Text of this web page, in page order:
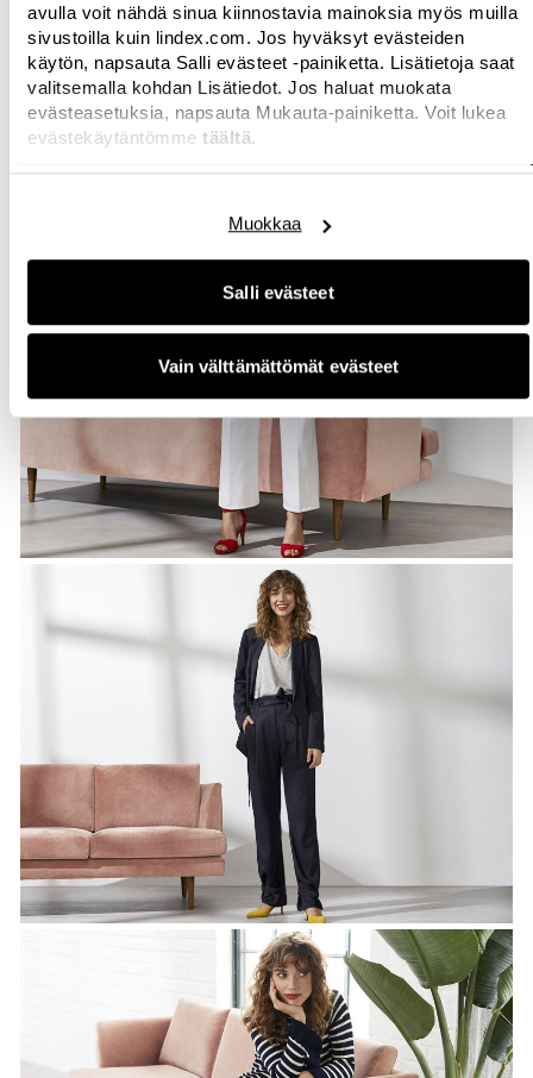
avulla voit nähdä sinua kiinnostavia mainoksia myös muilla
sivustoilla kuin lindex.com. Jos hyväksyt evästeiden
käytön, napsauta Salli evästeet -painiketta. Lisätietoja saat
valitsemalla kohdan Lisätiedot. Jos haluat muokata
evästeasetuksia, napsauta Mukauta-painiketta. Voit lukea
evästekäytäntömme täältä.
Salli evästeet
Muokkaa
Vain välttämättömät evästeet